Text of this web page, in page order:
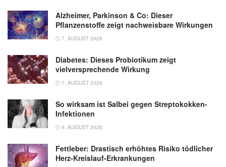
Alzheimer, Parkinson & Co: Dieser
Pflanzenstoffe zeigt nachweisbare Wirkungen
7. AUGUST 2026
Diabetes: Dieses Probiotikum zeigt
vielversprechende Wirkung
7. AUGUST 2026
So wirksam ist Salbei gegen Streptokokken-
Infektionen
6. AUGUST 2026
Fettleber: Drastisch erhöhtes Risiko tödlicher
Herz-Kreislauf-Erkrankungen